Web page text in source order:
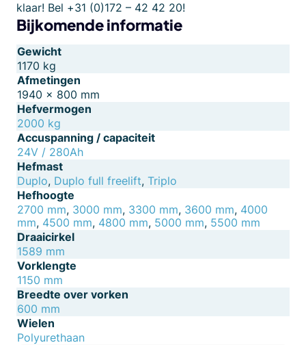
klaar! Bel +31 (0)172 – 42 42 20!
Bijkomende informatie
Gewicht
1170 kg
Afmetingen
1940 × 800 mm
Hefvermogen
2000 kg
Accuspanning / capaciteit
24V / 280Ah
Hefmast
Duplo, Duplo full freelift, Triplo
Hefhoogte
2700 mm, 3000 mm, 3300 mm, 3600 mm, 4000
mm, 4500 mm, 4800 mm, 5000 mm, 5500 mm
Draaicirkel
1589 mm
Vorklengte
1150 mm
Breedte over vorken
600 mm
Wielen
Polyurethaan